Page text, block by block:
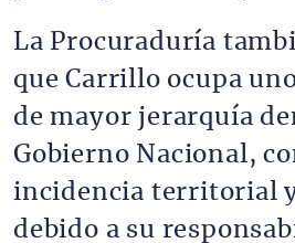
La Procuraduría
que Carrillo ocupa
de mayor jerarquía
Gobierno Nacional,
incidencia territorial
debido a su